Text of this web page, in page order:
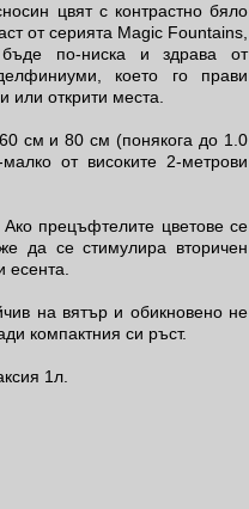
цвят с контрастно бяло
от серията Magic Fountains,
по-ниска и здрава от
което го прави
или открити места.
см и 80 см (понякога до 1.0
от високите 2-метрови
прецъфтелите цветове се
да се стимулира вторичен
есента.
на вятър и обикновено не
компактния си ръст.
1л.